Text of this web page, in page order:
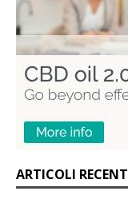
ARTICOLI